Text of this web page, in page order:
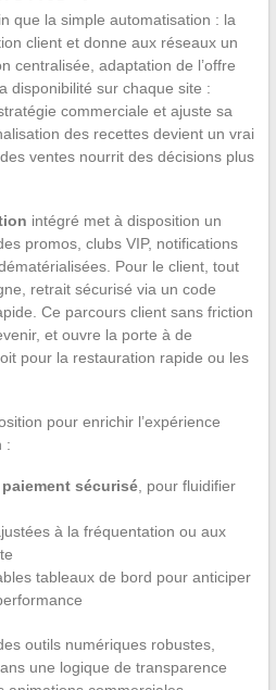
que la simple automatisation : la
client et donne aux réseaux un
centralisée, adaptation de l’offre
disponibilité sur chaque site :
commerciale et ajuste sa
des recettes devient un vrai
ventes nourrit des décisions plus
intégré met à disposition un
promos, clubs VIP, notifications
Pour le client, tout
retrait sécurisé via un code
Ce parcours client sans friction
et ouvre la porte à de
pour la restauration rapide ou les
pour enrichir l’expérience
:
paiement sécurisé, pour fluidifier
à la fréquentation ou aux
tableaux de bord pour anticiper
outils numériques robustes,
une logique de transparence